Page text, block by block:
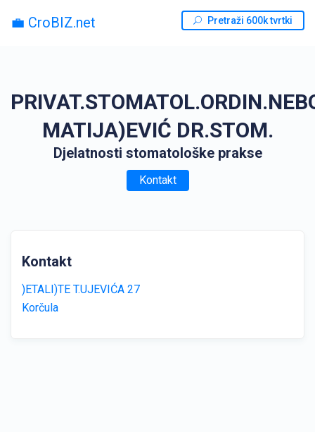
💼 CroBIZ.net Pretraži 600k tvrtki
MATIJA)EVIĆ DR.STOM.
Djelatnosti stomatološke prakse
Kontakt
Kontakt
)ETALI)TE T.UJEVIĆA 27
Korčula